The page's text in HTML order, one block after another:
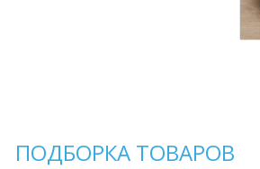
ПОДБОРКА ТОВАРОВ